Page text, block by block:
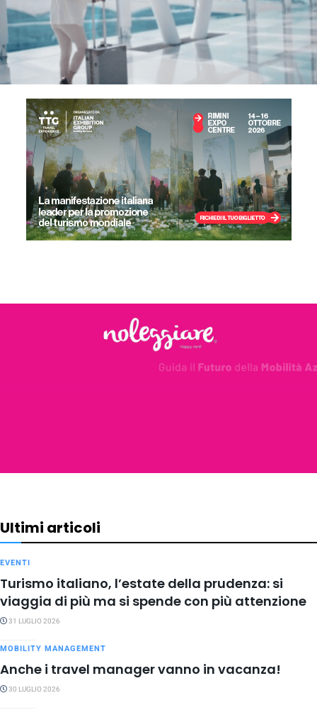
Ultimi articoli
EVENTI
Turismo italiano, l’estate della prudenza: si
viaggia di più ma si spende con più attenzione
31 LUGLIO 2026
MOBILITY MANAGEMENT
Anche i travel manager vanno in vacanza!
30 LUGLIO 2026